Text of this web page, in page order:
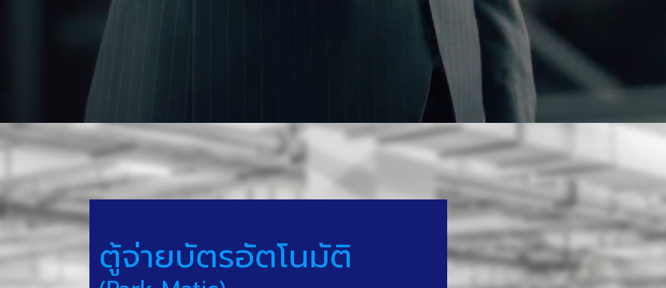
ตู้จ่ายบัตรอัตโนมัติ